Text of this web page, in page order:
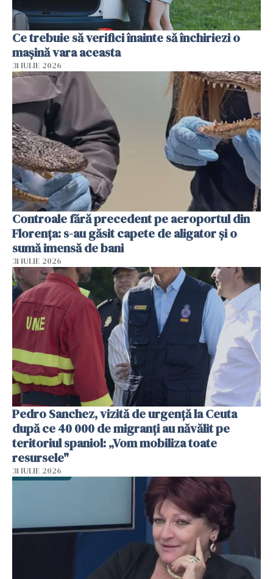
Ce trebuie să verifici înainte să închiriezi o
mașină vara aceasta
31 IULIE 2026
Controale fără precedent pe aeroportul din
Florența: s-au găsit capete de aligator și o
sumă imensă de bani
31 IULIE 2026
Pedro Sanchez, vizită de urgență la Ceuta
după ce 40 000 de migranți au năvălit pe
teritoriul spaniol: „Vom mobiliza toate
resursele"
31 IULIE 2026